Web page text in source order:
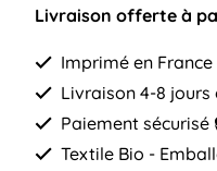
Livraison offerte à
Imprimé en
Livraison 4-8
Paiement sécurisé
Textile Bio -